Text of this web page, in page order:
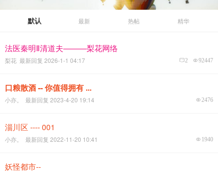
默认 最新 热帖 精华
法医秦明Ⅱ清道夫———梨花网络
梨花 最新回复 2026-1-1 04:17 92447
2
口粮散酒 -- 你值得拥有 ...
小亦。 最新回复 2023-4-20 19:14 2476
淄川区 ---- 001
小亦。 最新回复 2022-11-20 10:41 1940
妖怪都市--